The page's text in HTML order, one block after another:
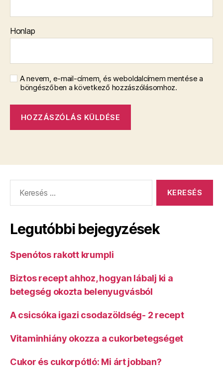
Honlap
A nevem, e-mail-címem, és weboldalcímem mentése a
böngészőben a következő hozzászólásomhoz.
Legutóbbi bejegyzések
Spenótos rakott krumpli
Biztos recept ahhoz, hogyan lábalj ki a
betegség okozta belenyugvásból
A csicsóka igazi csodazöldség- 2 recept
Vitaminhiány okozza a cukorbetegséget
Cukor és cukorpótló: Mi árt jobban?